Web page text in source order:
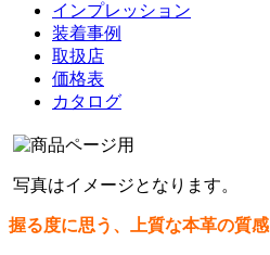
インプレッション
装着事例
取扱店
価格表
カタログ
写真はイメージとなります。
握る度に思う、上質な本革の質感